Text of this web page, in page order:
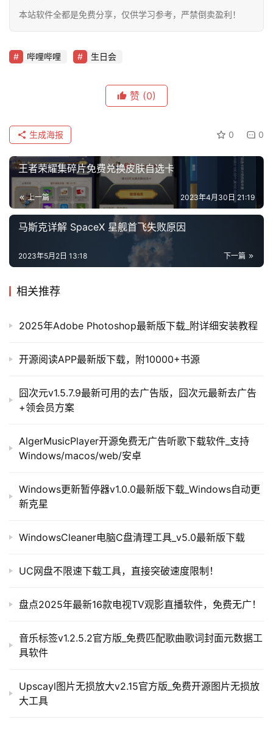
本站软件全都是免费分享，仅供学习参考，严禁倒卖盈利！
哔哩哔哩 生日会
赞 (0)
0 0
生成海报
王者荣耀集碎片免费兑换皮肤自选卡
上一篇 2023年4月30日 21:19
马斯克详解 SpaceX 星舰首飞失败原因
下一篇
2023年5月2日 13:18
相关推荐
2025年Adobe Photoshop最新版下载_附详细安装教程
开源阅读APP最新版下载，附10000+书源
囧次元v1.5.7.9最新可用的去广告版，囧次元最新去广告
+领会员方案
AlgerMusicPlayer开源免费无广告听歌下载软件_支持
Windows/macos/web/安卓
Windows更新暂停器v1.0.0最新版下载_Windows自动更
新克星
WindowsCleaner电脑C盘清理工具_v5.0最新版下载
UC网盘不限速下载工具，直接突破速度限制！
盘点2025年最新16款电视TV观影直播软件，免费无广！
音乐标签v1.2.5.2官方版_免费匹配歌曲歌词封面元数据工
具软件
Upscayl图片无损放大v2.15官方版_免费开源图片无损放
大工具